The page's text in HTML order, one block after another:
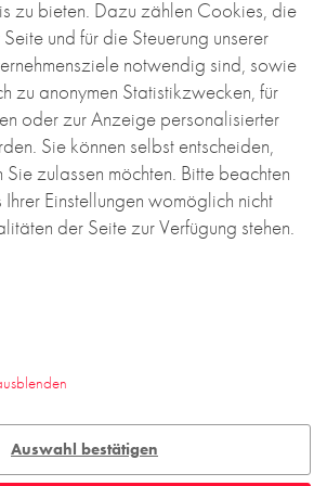
zahlreichen guten Gespräche.
auf die nächste BAU in
kontor.de
zu bieten. Dazu zählen Cookies, die
und für die Steuerung unserer
notwendig sind, sowie
zu anonymen Statistikzwecken, für
oder zur Anzeige personalisierter
Sie können selbst entscheiden,
zulassen möchten. Bitte beachten
Einstellungen womöglich nicht
der Seite zur Verfügung stehen.
Auswahl bestätigen